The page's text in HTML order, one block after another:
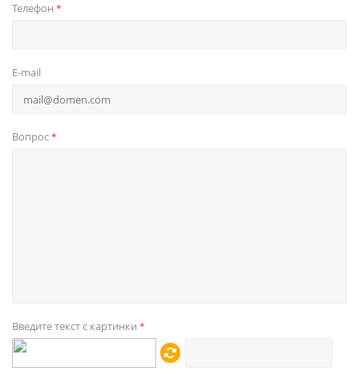
Телефон *
E-mail
Вопрос*
Введите текст с картинки *